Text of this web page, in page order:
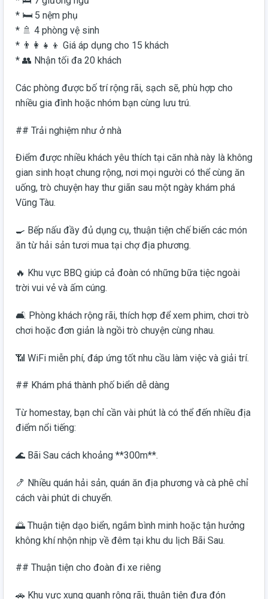
* 🛏️ 5 nệm phụ
* 🚿 4 phòng vệ sinh
* 👨‍👩‍👧‍👦 Giá áp dụng cho 15 khách
* 👥 Nhận tối đa 20 khách
Các phòng được bố trí rộng rãi, sạch sẽ, phù hợp cho
nhiều gia đình hoặc nhóm bạn cùng lưu trú.
## Trải nghiệm như ở nhà
Điểm được nhiều khách yêu thích tại căn nhà này là không
gian sinh hoạt chung rộng, nơi mọi người có thể cùng ăn
uống, trò chuyện hay thư giãn sau một ngày khám phá
Vũng Tàu.
🍳 Bếp nấu đầy đủ dụng cụ, thuận tiện chế biến các món
ăn từ hải sản tươi mua tại chợ địa phương.
🔥 Khu vực BBQ giúp cả đoàn có những bữa tiệc ngoài
trời vui vẻ và ấm cúng.
🛋️ Phòng khách rộng rãi, thích hợp để xem phim, chơi trò
chơi hoặc đơn giản là ngồi trò chuyện cùng nhau.
📶 WiFi miễn phí, đáp ứng tốt nhu cầu làm việc và giải trí.
## Khám phá thành phố biển dễ dàng
Từ homestay, bạn chỉ cần vài phút là có thể đến nhiều địa
điểm nổi tiếng:
🌊 Bãi Sau cách khoảng **300m**.
🍤 Nhiều quán hải sản, quán ăn địa phương và cà phê chỉ
cách vài phút di chuyển.
🌅 Thuận tiện dạo biển, ngắm bình minh hoặc tận hưởng
không khí nhộn nhịp về đêm tại khu du lịch Bãi Sau.
## Thuận tiện cho đoàn đi xe riêng
🚗 Khu vực xung quanh rộng rãi, thuận tiện đưa đón